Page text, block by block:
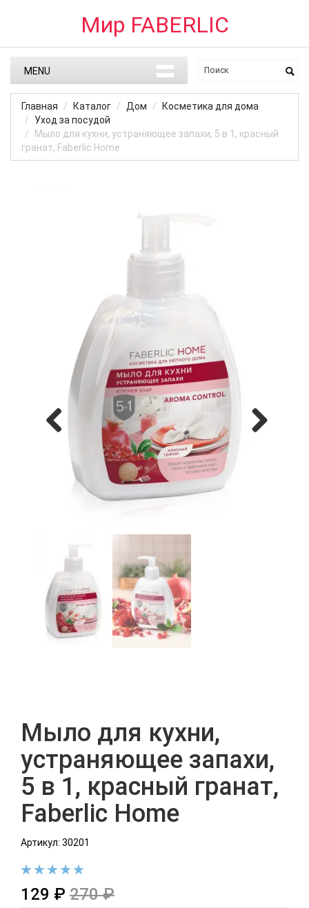
Мир FABERLIC
MENU
Главная Каталог Дом
Косметика для дома
Уход за посудой
Мыло для кухни, устраняющее запахи, 5 в 1, красный
гранат, Faberlic Home
Мыло для кухни,
устраняющее запахи,
5 в 1, красный гранат,
Faberlic Home
Артикул: 30201
129 ₽ 270 ₽